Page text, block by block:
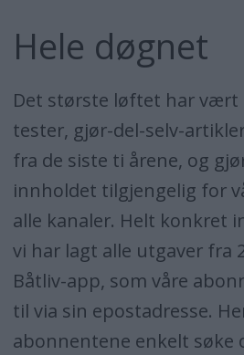
Hele døgnet
Det største løftet har vært
tester, gjør-del-selv-
fra de siste ti årene, og
innholdet tilgjengelig for
alle kanaler. Helt konkret
vi har lagt alle utgaver fra
Båtliv-app, som våre
til via sin epostadresse.
abonnentene enkelt søke